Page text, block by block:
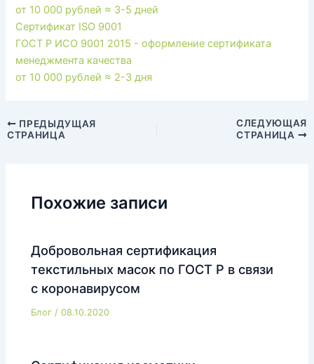
от 10 000 рублей ≈ 3-5 дней
Сертификат ISO 9001
ГОСТ Р ИСО 9001 2015 - оформление сертификата
менеджмента качества
от 10 000 рублей ≈ 2-3 дня
Навигация
по
ПРЕДЫДУЩАЯ
СТРАНИЦА
СЛЕДУЮЩАЯ
СТРАНИЦА
Похожие записи
Добровольная сертификация
текстильных масок по ГОСТ Р в связи
с коронавирусом
Блог /08.10.2020